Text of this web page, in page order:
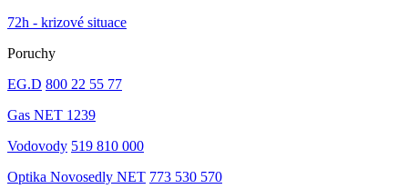
72h - krizové situace
Poruchy
EG.D 800 22 55 77
Gas NET 1239
Vodovody 519 810 000
Optika Novosedly NET 773 530 570